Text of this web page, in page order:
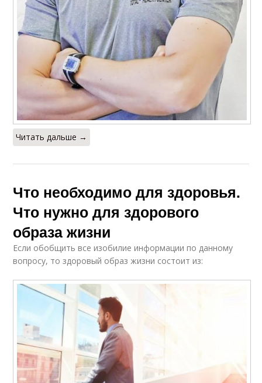
Читать дальше →
Что необходимо для здоровья.
Что нужно для здорового
образа жизни
Если обобщить все изобилие информации по данному
вопросу, то здоровый образ жизни состоит из: